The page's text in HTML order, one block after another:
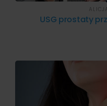
USG prostaty